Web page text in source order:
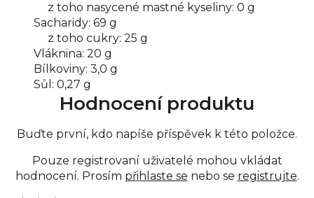
z toho nasycené mastné kyseliny: 0 g
Sacharidy: 69 g
z toho cukry: 25 g
Vláknina: 20 g
Bílkoviny: 3,0 g
Sůl: 0,27 g
Hodnocení produktu
Buďte první, kdo napíše příspěvek k této položce.
Pouze registrovaní uživatelé mohou vkládat
hodnocení. Prosím přihlaste se nebo se registrujte.